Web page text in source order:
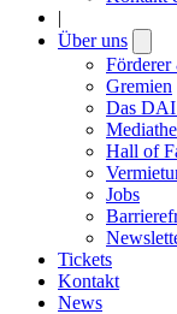
|
Über uns
Förderer
Gremien
Das DAI
Hall of
Jobs
Tickets
Kontakt
News